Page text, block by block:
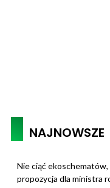
NAJNOWSZE
Nie ciąć
propozycja dla ministra